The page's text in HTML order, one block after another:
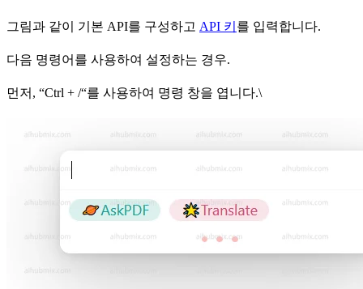
그림과 같이 기본 API를 구성하고 API 키 를 입력합니다.
다음 명령어를 사용하여 설정하는 경우.
먼저, “Ctrl + /“를 사용하여 명령 창을 엽니다.\